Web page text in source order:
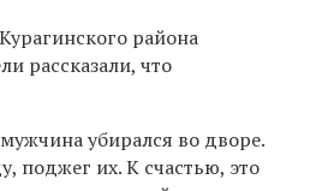
района
рассказали, что
убирался во дворе.
поджег их. К счастью, это